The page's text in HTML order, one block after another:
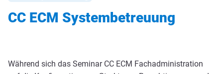
CC ECM Systembetreuung
Während sich das Seminar CC ECM Fachadministration